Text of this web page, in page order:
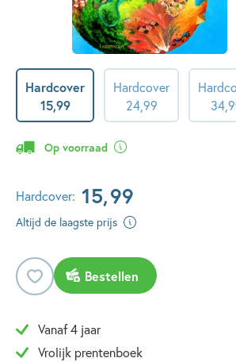
Hardcover
15,99
Hardcover
24,99
34,
Op voorraad
Hardcover: 15,99
Altijd de laagste prijs
Bestellen
Vanaf 4 jaar
Vrolijk prentenboek